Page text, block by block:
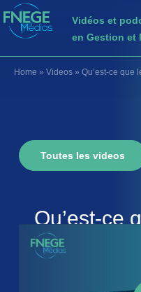
Vidéos et
en Gestion et
Home » Videos » Qu’est-ce que
Toutes les videos
Qu’est-ce